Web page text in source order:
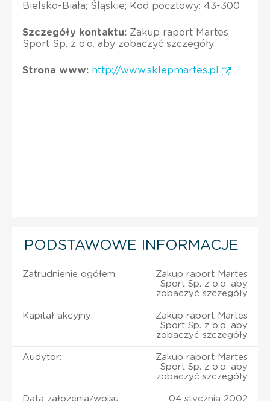
Bielsko-Biała; Śląskie; Kod pocztowy: 43-300
Szczegóły kontaktu: Zakup raport Martes
Sport Sp. z o.o. aby zobaczyć szczegóły
Strona www: http://www.sklepmartes.pl
PODSTAWOWE INFORMACJE
Zatrudnienie ogółem:
Zakup raport Martes
Sport Sp. z o.o. aby
zobaczyć szczegóły
Kapitał akcyjny:
Zakup raport Martes
Sport Sp. z o.o. aby
zobaczyć szczegóły
Audytor:
Zakup raport Martes
Sport Sp. z o.o. aby
zobaczyć szczegóły
Data założenia/wpisu
04 stycznia 2002